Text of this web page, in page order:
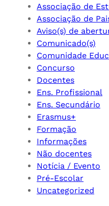
Associação de
Associação de
Aviso(s) de
Comunicado(s)
Comunidade
Concurso
Docentes
Ens. Profissional
Ens. Secundário
Erasmus+
Formação
Informações
Não docentes
Notícia / Evento
Pré-Escolar
Uncategorized